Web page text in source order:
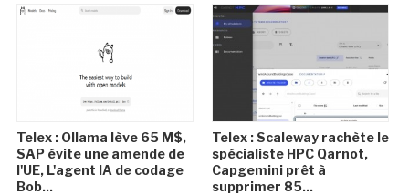
Telex : Ollama lève 65 M$,
SAP évite une amende de
l'UE, L'agent IA de codage
Bob...
Telex : Scaleway rachète le
spécialiste HPC Qarnot,
Capgemini prêt à
supprimer 85...